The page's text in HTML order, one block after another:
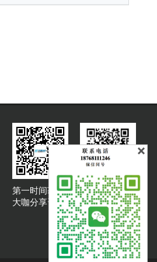
第一时间获取
大咖分享资讯
大咖说吐槽客服